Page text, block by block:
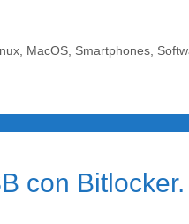
, MacOS, Smartphones,
con Bitlocker.